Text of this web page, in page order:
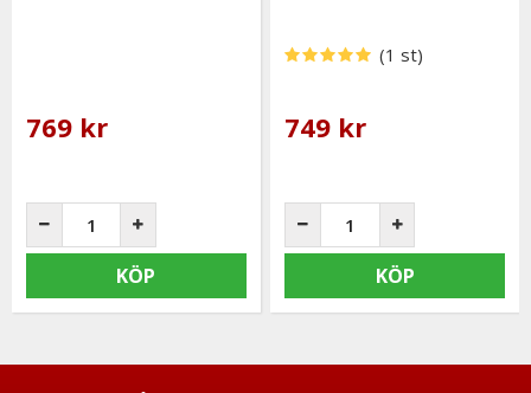
769 kr
KÖP
(1 st)
749 kr
KÖP